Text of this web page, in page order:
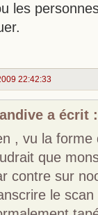
les
22:42:33
a écrit :
, vu la
que
contre sur
le